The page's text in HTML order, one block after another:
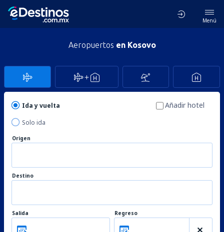
Menú
Aeropuertos en Kosovo
Ida y vuelta
Solo ida
Añadir hotel
Origen
Destino
Salida Regreso